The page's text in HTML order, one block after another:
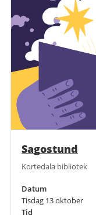
Sagostund
Kortedala bibliotek
Datum
Tisdag 13 oktober
Tid